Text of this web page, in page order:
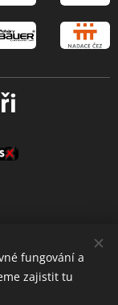
fungování a
zajistit tu